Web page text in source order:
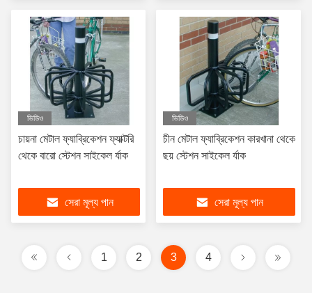
ভিডিও
চায়না মেটাল ফ্যাব্রিকেশন ফ্যাক্টরি
থেকে বারো স্টেশন সাইকেল র্যাক
সেরা মূল্য পান
ভিডিও
চীন মেটাল ফ্যাব্রিকেশন কারখানা থেকে
ছয় স্টেশন সাইকেল র্যাক
সেরা মূল্য পান
1 2 3 4